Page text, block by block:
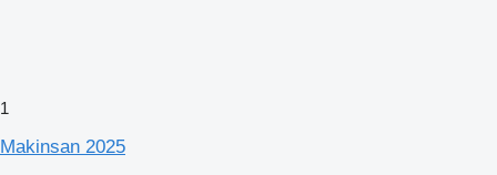
1
Makinsan 2025